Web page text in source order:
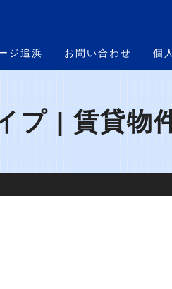
ジ追浜 お問い合わせ 個
| 賃貸物